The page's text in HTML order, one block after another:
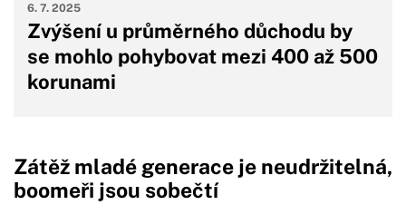
Zvýšení u průměrného důchodu by
se mohlo pohybovat mezi 400 až 500
korunami
6. 7. 2025
Zátěž mladé generace je neudržitelná,
boomeři jsou sobečtí